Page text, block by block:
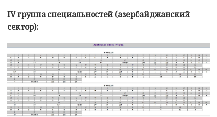
IV группа специальностей (азербайджанский
сектор):